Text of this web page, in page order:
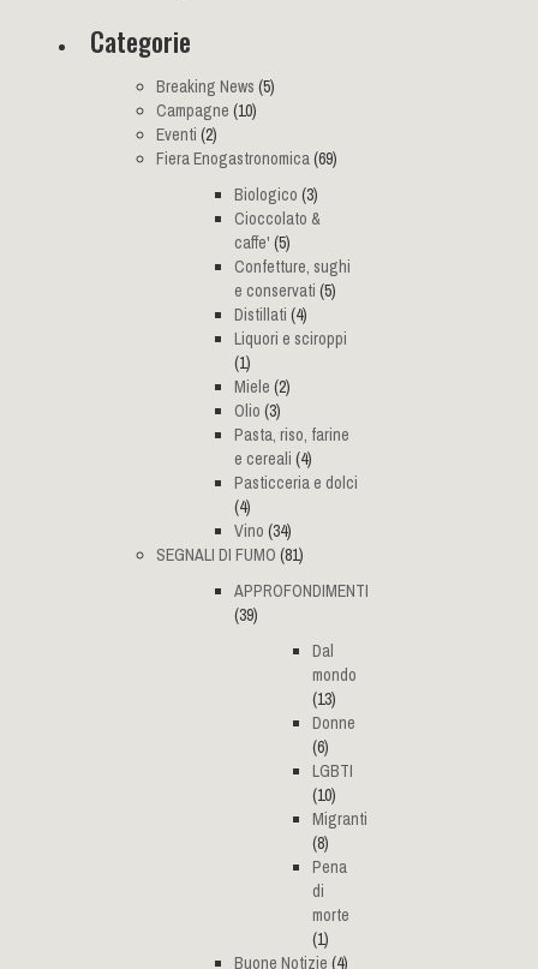
Categorie
Breaking News (5)
Campagne (10)
Eventi (2)
Fiera Enogastronomica(69)
Biologico (3)
Cioccolato &
caffe' (5)
Confetture, sughi
e conservati (5)
Distillati (4)
Liquori e sciroppi
(1)
Miele (2)
Olio (3)
Pasta, riso, farine
e cereali (4)
Pasticceria e dolci
(4)
Vino (34)
SEGNALI DI FUMO (81)
APPROFONDIMENTI
(39)
Dal
mondo
(13)
Donne
(6)
LGBTI
(10)
Migranti
(8)
Pena
di
morte
(1)
Buone Notizie (4)